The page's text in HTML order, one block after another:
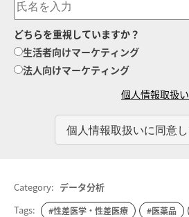
どちらを重視していますか？
生活者向けマーケティング
法人向けマーケティング
個人情報取扱い
Category: データ分析
Tags:
#性差医学・性差医療 #医薬品